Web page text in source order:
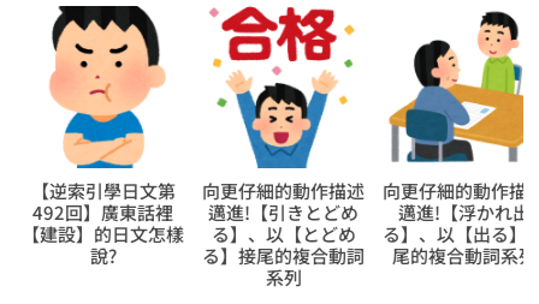
【逆索引學日文第
492回】廣東話裡
【建設】的日文怎樣
說?
向更仔細的動作描述
邁進!【引きとどめ
る】、以【とどめ
る】接尾的複合動詞
系列
向更仔細的動作描述
邁進!【浮かれ出
る】、以【出る】接
尾的複合動詞系列